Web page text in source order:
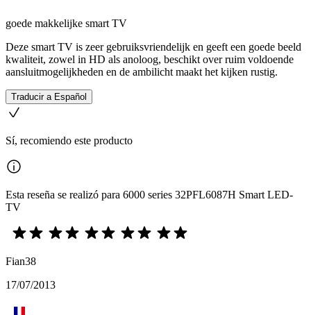
goede makkelijke smart TV
Deze smart TV is zeer gebruiksvriendelijk en geeft een goede beeld
kwaliteit, zowel in HD als anoloog, beschikt over ruim voldoende
aansluitmogelijkheden en de ambilicht maakt het kijken rustig.
Traducir a Español
Sí, recomiendo este producto
Esta reseña se realizó para 6000 series 32PFL6087H Smart LED-
TV
Fian38
17/07/2013